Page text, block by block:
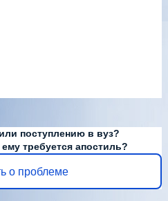
поступлению в вуз?
требуется апостиль?
о проблеме